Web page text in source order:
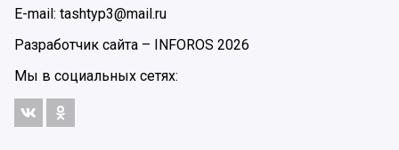
E-mail: tashtyp3@mail.ru
Разработчик сайта – INFOROS 2026
Мы в социальных сетях: